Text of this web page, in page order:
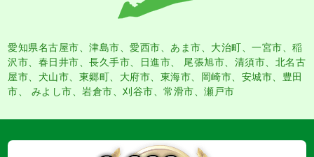
愛知県名古屋市、津島市、愛西市、あま市、大治町、一宮市、稲
沢市、春日井市、長久手市、日進市、 尾張旭市、清須市、北名古
屋市、犬山市、東郷町、大府市、東海市、岡崎市、安城市、豊田
市、 みよし市、岩倉市、刈谷市、常滑市、瀬戸市